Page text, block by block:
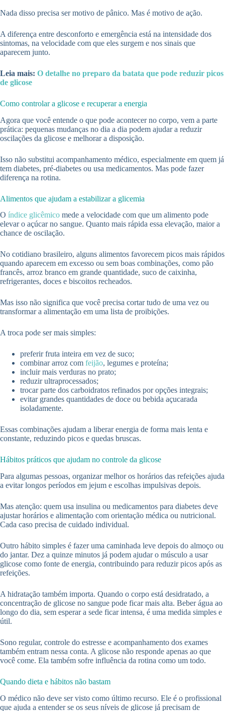
Nada disso precisa ser motivo de pânico. Mas é motivo de ação.
A diferença entre desconforto e emergência está na intensidade dos
sintomas, na velocidade com que eles surgem e nos sinais que
aparecem junto.
Leia mais: O detalhe no preparo da batata que pode reduzir picos
de glicose
Como controlar a glicose e recuperar a energia
Agora que você entende o que pode acontecer no corpo, vem a parte
prática: pequenas mudanças no dia a dia podem ajudar a reduzir
oscilações da glicose e melhorar a disposição.
Isso não substitui acompanhamento médico, especialmente em quem já
tem diabetes, pré-diabetes ou usa medicamentos. Mas pode fazer
diferença na rotina.
Alimentos que ajudam a estabilizar a glicemia
O índice glicêmico mede a velocidade com que um alimento pode
elevar o açúcar no sangue. Quanto mais rápida essa elevação, maior a
chance de oscilação.
No cotidiano brasileiro, alguns alimentos favorecem picos mais rápidos
quando aparecem em excesso ou sem boas combinações, como pão
francês, arroz branco em grande quantidade, suco de caixinha,
refrigerantes, doces e biscoitos recheados.
Mas isso não significa que você precisa cortar tudo de uma vez ou
transformar a alimentação em uma lista de proibições.
A troca pode ser mais simples:
preferir fruta inteira em vez de suco;
combinar arroz com feijão, legumes e proteína;
incluir mais verduras no prato;
reduzir ultraprocessados;
trocar parte dos carboidratos refinados por opções integrais;
evitar grandes quantidades de doce ou bebida açucarada
isoladamente.
Essas combinações ajudam a liberar energia de forma mais lenta e
constante, reduzindo picos e quedas bruscas.
Hábitos práticos que ajudam no controle da glicose
Para algumas pessoas, organizar melhor os horários das refeições ajuda
a evitar longos períodos em jejum e escolhas impulsivas depois.
Mas atenção: quem usa insulina ou medicamentos para diabetes deve
ajustar horários e alimentação com orientação médica ou nutricional.
Cada caso precisa de cuidado individual.
Outro hábito simples é fazer uma caminhada leve depois do almoço ou
do jantar. Dez a quinze minutos já podem ajudar o músculo a usar
glicose como fonte de energia, contribuindo para reduzir picos após as
refeições.
A hidratação também importa. Quando o corpo está desidratado, a
concentração de glicose no sangue pode ficar mais alta. Beber água ao
longo do dia, sem esperar a sede ficar intensa, é uma medida simples e
útil.
Sono regular, controle do estresse e acompanhamento dos exames
também entram nessa conta. A glicose não responde apenas ao que
você come. Ela também sofre influência da rotina como um todo.
Quando dieta e hábitos não bastam
O médico não deve ser visto como último recurso. Ele é o profissional
que ajuda a entender se os seus níveis de glicose já precisam de